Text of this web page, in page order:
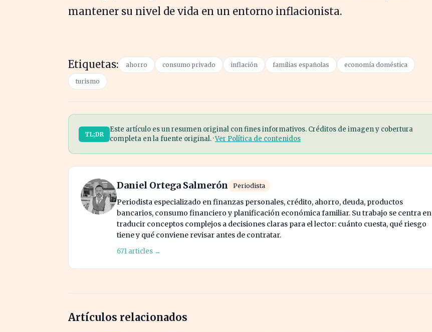
mantener su nivel de vida en un entorno inflacionista.
Etiquetas: ahorro consumo privado inflación familias españolas economía doméstica
turismo
TL;DR
Este artículo es un resumen original con fines informativos. Créditos de imagen y cobertura
completa en la fuente original. ·Ver Política de contenidos
Daniel Ortega Salmerón Periodista
Periodista especializado en finanzas personales, crédito, ahorro, deuda, productos
bancarios, consumo financiero y planificación económica familiar. Su trabajo se centra en
traducir conceptos complejos a decisiones claras para el lector: cuánto cuesta, qué riesgo
tiene y qué conviene revisar antes de contratar.
671 articles →
Artículos relacionados